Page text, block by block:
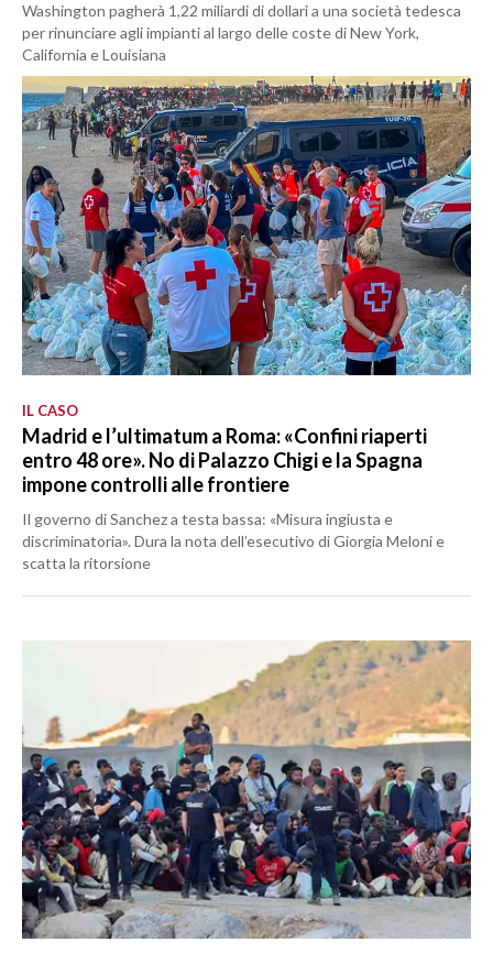
Washington pagherà 1,22 miliardi di dollari a una società tedesca
per rinunciare agli impianti al largo delle coste di New York,
California e Louisiana
IL CASO
Madrid e l’ultimatum a Roma: «Confini riaperti
entro 48 ore». No di Palazzo Chigi e la Spagna
impone controlli alle frontiere
Il governo di Sanchez a testa bassa: «Misura ingiusta e
discriminatoria». Dura la nota dell’esecutivo di Giorgia Meloni e
scatta la ritorsione